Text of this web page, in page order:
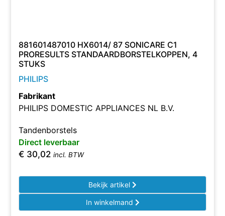
881601487010 HX6014/ 87 SONICARE C1
PRORESULTS STANDAARDBORSTELKOPPEN, 4
STUKS
PHILIPS
Fabrikant
PHILIPS DOMESTIC APPLIANCES NL B.V.
Tandenborstels
Direct leverbaar
€ 30,02 incl. BTW
Bekijk artikel
In winkelmand